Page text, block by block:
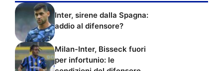
Inter, sirene dalla Spagna:
addio al difensore?
Milan-Inter, Bisseck fuori
per infortunio: le